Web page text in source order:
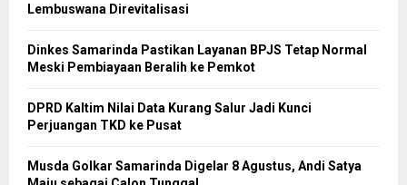
Lembuswana Direvitalisasi
Dinkes Samarinda Pastikan Layanan BPJS Tetap Normal
Meski Pembiayaan Beralih ke Pemkot
DPRD Kaltim Nilai Data Kurang Salur Jadi Kunci
Perjuangan TKD ke Pusat
Musda Golkar Samarinda Digelar 8 Agustus, Andi Satya